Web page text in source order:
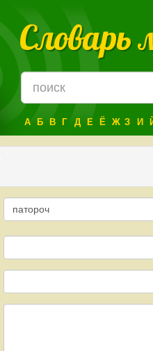
Словарь
А Б В Г Д Е Ё Ж З И